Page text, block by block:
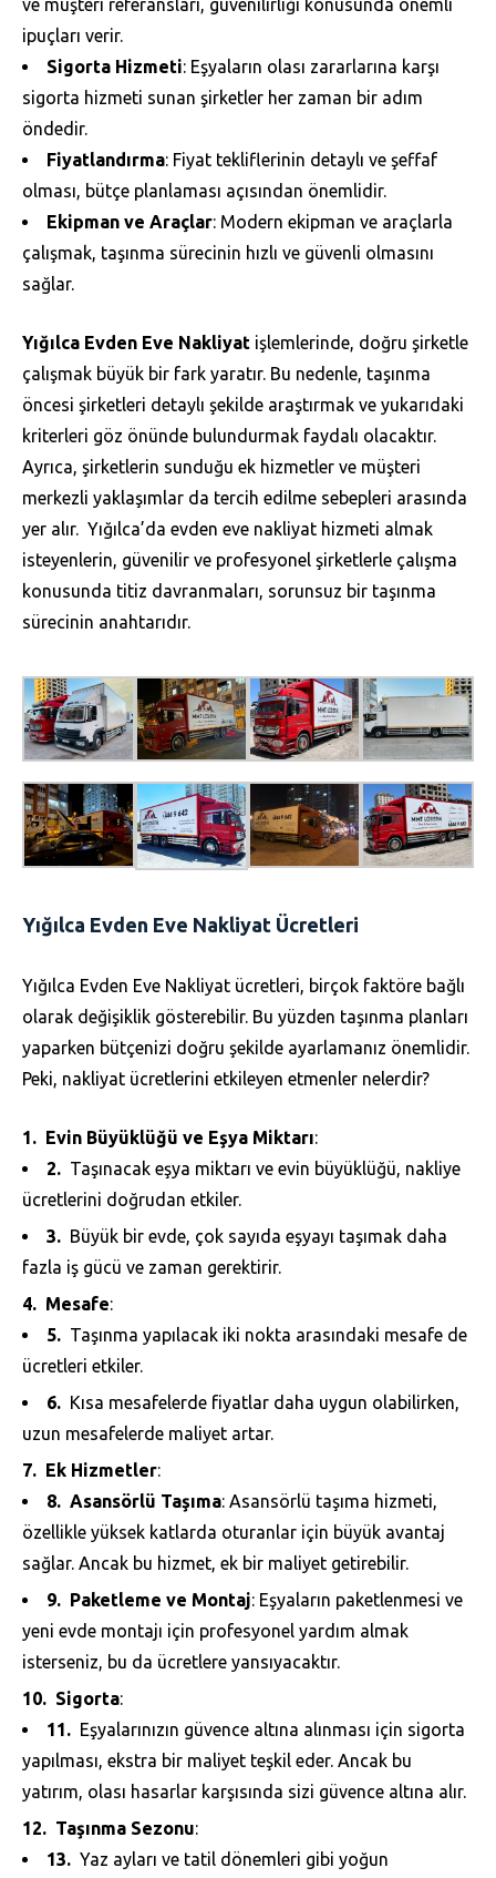
ve müşteri referansları, güvenilirliği konusunda önemli
ipuçları verir.
Sigorta Hizmeti: Eşyaların olası zararlarına karşı
sigorta hizmeti sunan şirketler her zaman bir adım
öndedir.
Fiyatlandırma: Fiyat tekliflerinin detaylı ve şeffaf
olması, bütçe planlaması açısından önemlidir.
Ekipman ve Araçlar: Modern ekipman ve araçlarla
çalışmak, taşınma sürecinin hızlı ve güvenli olmasını
sağlar.
Yığılca Evden Eve Nakliyat işlemlerinde, doğru şirketle
çalışmak büyük bir fark yaratır. Bu nedenle, taşınma
öncesi şirketleri detaylı şekilde araştırmak ve yukarıdaki
kriterleri göz önünde bulundurmak faydalı olacaktır.
Ayrıca, şirketlerin sunduğu ek hizmetler ve müşteri
merkezli yaklaşımlar da tercih edilme sebepleri arasında
yer alır. Yığılca’da evden eve nakliyat hizmeti almak
isteyenlerin, güvenilir ve profesyonel şirketlerle çalışma
konusunda titiz davranmaları, sorunsuz bir taşınma
sürecinin anahtarıdır.
Yığılca Evden Eve Nakliyat Ücretleri
Yığılca Evden Eve Nakliyat ücretleri, birçok faktöre bağlı
olarak değişiklik gösterebilir. Bu yüzden taşınma planları
yaparken bütçenizi doğru şekilde ayarlamanız önemlidir.
Peki, nakliyat ücretlerini etkileyen etmenler nelerdir?
Evin Büyüklüğü ve Eşya Miktarı:
Taşınacak eşya miktarı ve evin büyüklüğü, nakliye
ücretlerini doğrudan etkiler.
Büyük bir evde, çok sayıda eşyayı taşımak daha
fazla iş gücü ve zaman gerektirir.
Mesafe:
Taşınma yapılacak iki nokta arasındaki mesafe de
ücretleri etkiler.
Kısa mesafelerde fiyatlar daha uygun olabilirken,
uzun mesafelerde maliyet artar.
Ek Hizmetler:
Asansörlü Taşıma: Asansörlü taşıma hizmeti,
özellikle yüksek katlarda oturanlar için büyük avantaj
sağlar. Ancak bu hizmet, ek bir maliyet getirebilir.
Paketleme ve Montaj: Eşyaların paketlenmesi ve
yeni evde montajı için profesyonel yardım almak
isterseniz, bu da ücretlere yansıyacaktır.
Sigorta:
Eşyalarınızın güvence altına alınması için sigorta
yapılması, ekstra bir maliyet teşkil eder. Ancak bu
yatırım, olası hasarlar karşısında sizi güvence altına alır.
Taşınma Sezonu:
Yaz ayları ve tatil dönemleri gibi yoğun